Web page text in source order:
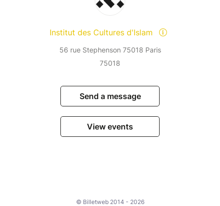
Institut des Cultures d'Islam
56 rue Stephenson 75018 Paris
75018
Send a message
View events
© Billetweb 2014 - 2026